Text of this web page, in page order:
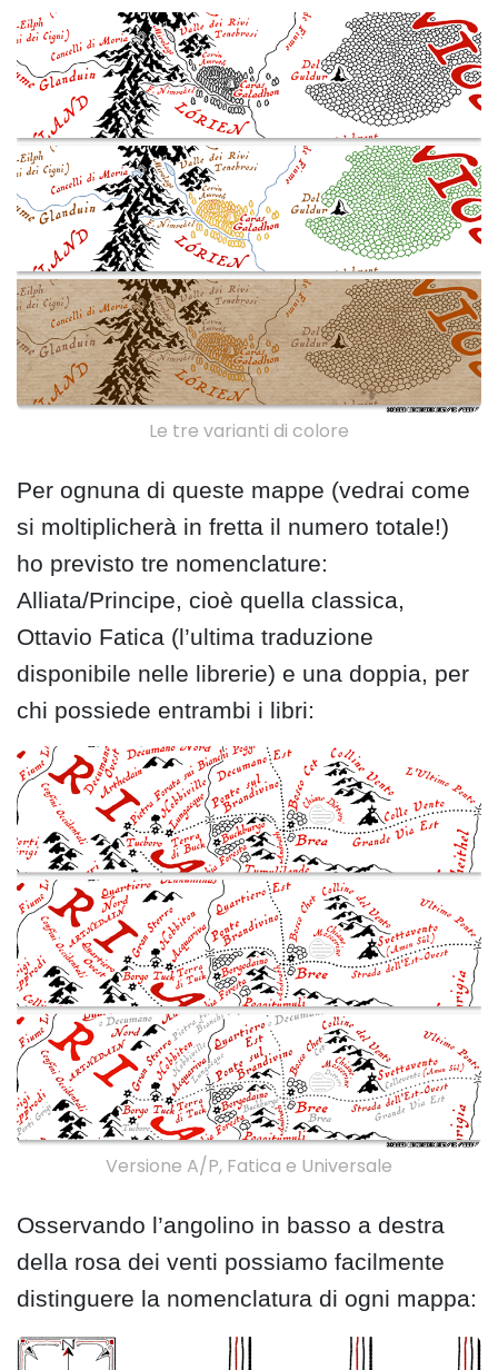
Le tre varianti di colore
Per ognuna di queste mappe (vedrai come
si moltiplicherà in fretta il numero totale!)
ho previsto tre nomenclature:
Alliata/Principe, cioè quella classica,
Ottavio Fatica (l’ultima traduzione
disponibile nelle librerie) e una doppia, per
chi possiede entrambi i libri:
Versione A/P, Fatica e Universale
Osservando l’angolino in basso a destra
della rosa dei venti possiamo facilmente
distinguere la nomenclatura di ogni mappa: